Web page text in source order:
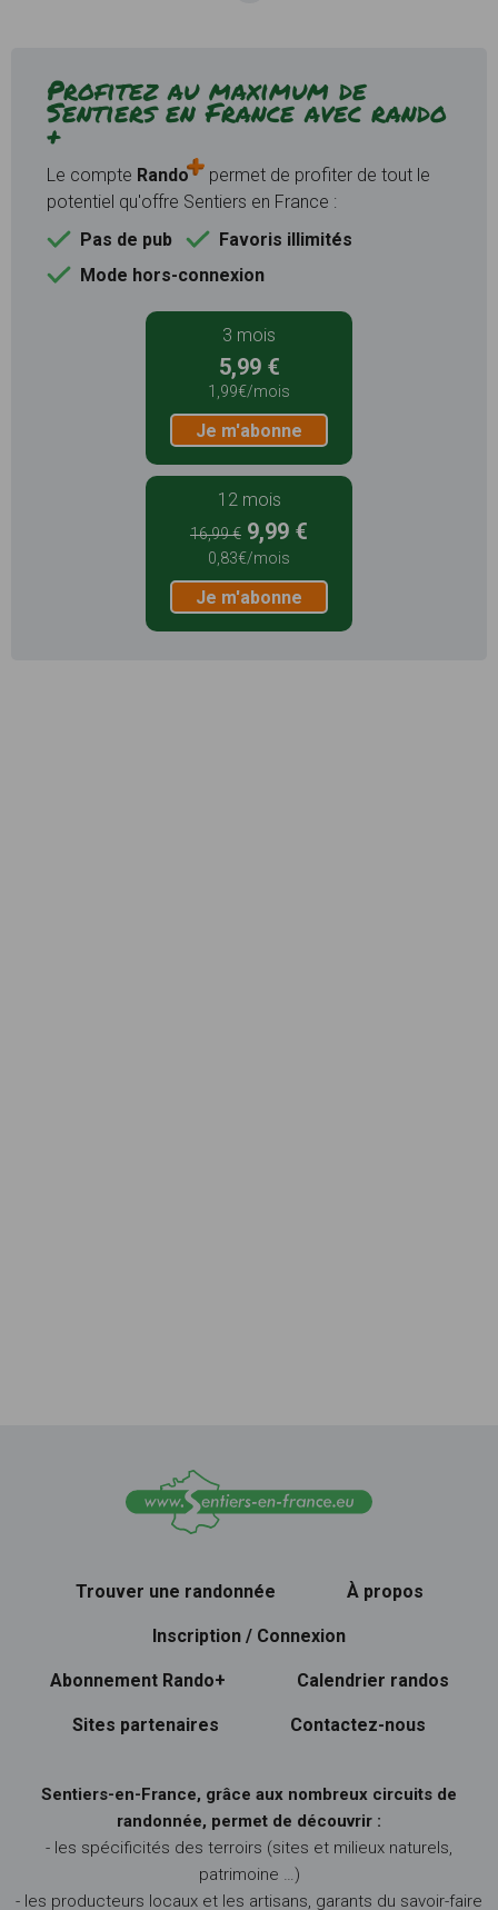
Profitez au maximum de
Sentiers en France avec rando
+
Le compte Rando
permet de profiter de tout le
potentiel qu'offre Sentiers en France :
Pas de pub
Favoris illimités
Mode hors-connexion
3 mois
5,99 €
1,99€/mois
Je m'abonne
12 mois
16,99 € 9,99 €
0,83€/mois
Je m'abonne
Trouver une randonnée À propos
Inscription / Connexion
Abonnement Rando+ Calendrier randos
Sites partenaires Contactez-nous
Sentiers-en-France, grâce aux nombreux circuits de
randonnée, permet de découvrir :
- les spécificités des terroirs (sites et milieux naturels,
patrimoine …)
- les producteurs locaux et les artisans, garants du savoir-faire